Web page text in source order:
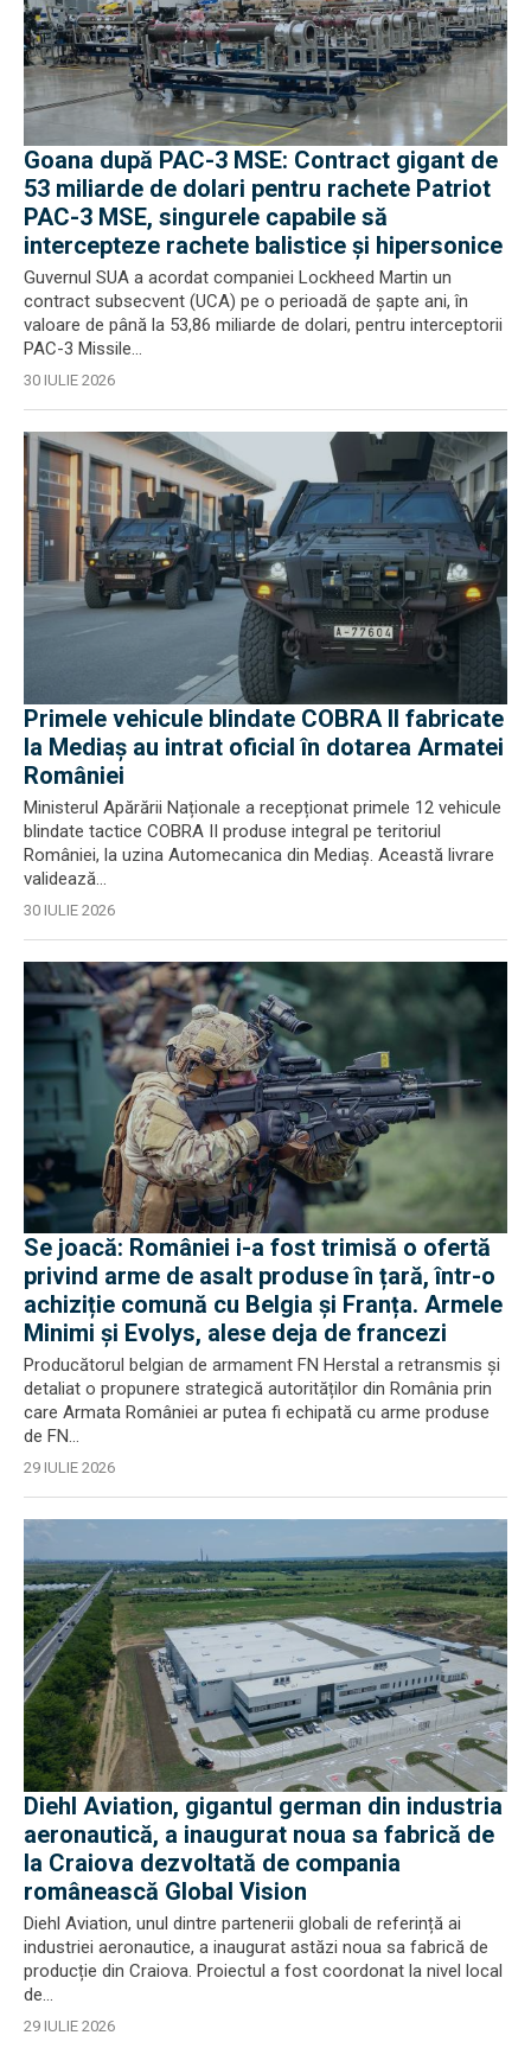
Goana după PAC-3 MSE: Contract gigant de
53 miliarde de dolari pentru rachete Patriot
PAC-3 MSE, singurele capabile să
intercepteze rachete balistice și hipersonice
Guvernul SUA a acordat companiei Lockheed Martin un
contract subsecvent (UCA) pe o perioadă de șapte ani, în
valoare de până la 53,86 miliarde de dolari, pentru interceptorii
PAC-3 Missile...
30 IULIE 2026
Primele vehicule blindate COBRA II fabricate
la Mediaș au intrat oficial în dotarea Armatei
României
Ministerul Apărării Naționale a recepționat primele 12 vehicule
blindate tactice COBRA II produse integral pe teritoriul
României, la uzina Automecanica din Mediaș. Această livrare
validează...
30 IULIE 2026
Se joacă: României i-a fost trimisă o ofertă
privind arme de asalt produse în țară, într-o
achiziție comună cu Belgia și Franța. Armele
Minimi și Evolys, alese deja de francezi
Producătorul belgian de armament FN Herstal a retransmis și
detaliat o propunere strategică autorităților din România prin
care Armata României ar putea fi echipată cu arme produse
de FN...
29 IULIE 2026
Diehl Aviation, gigantul german din industria
aeronautică, a inaugurat noua sa fabrică de
la Craiova dezvoltată de compania
românească Global Vision
Diehl Aviation, unul dintre partenerii globali de referință ai
industriei aeronautice, a inaugurat astăzi noua sa fabrică de
producție din Craiova. Proiectul a fost coordonat la nivel local
de...
29 IULIE 2026